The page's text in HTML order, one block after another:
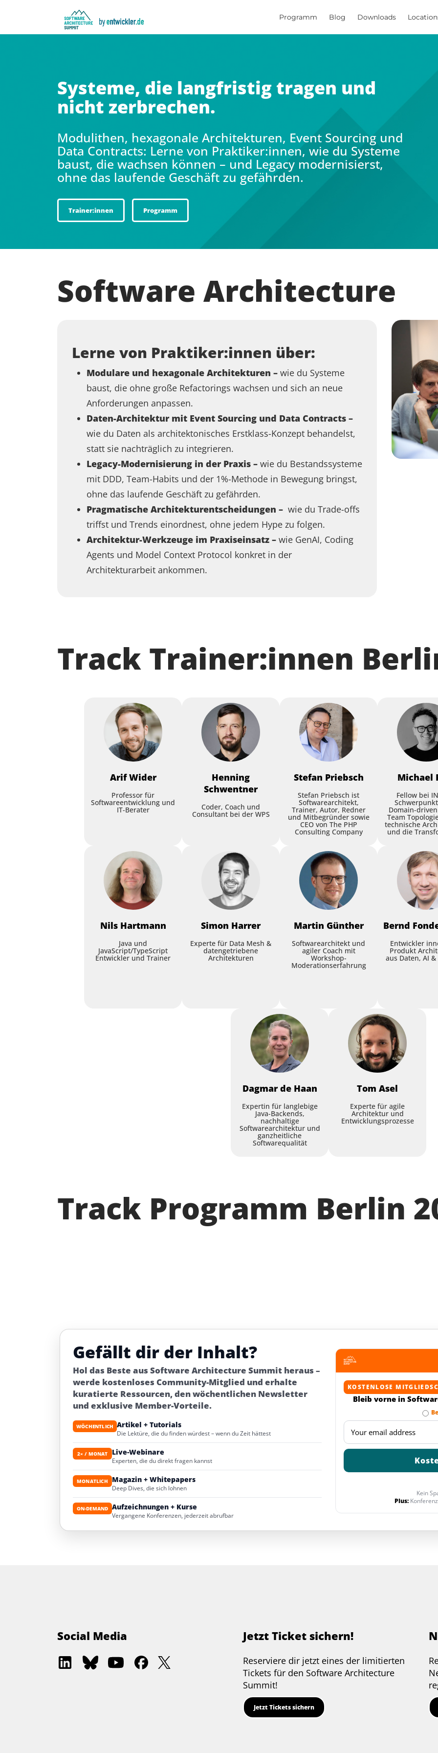
Programm Blog Downloads
Systeme, die langfristig tragen und
nicht zerbrechen.
Modulithen, hexagonale Architekturen, Event Sourcing und
Data Contracts: Lerne von Praktiker:innen, wie du Systeme
baust, die wachsen können – und Legacy modernisierst,
ohne das laufende Geschäft zu gefährden.
Trainer:innen Programm
Software Architecture
Lerne von Praktiker:innen über:
Modulare und hexagonale Architekturen – wie du Systeme
baust, die ohne große Refactorings wachsen und sich an neue
Anforderungen anpassen.
Daten-Architektur mit Event Sourcing und Data Contracts –
wie du Daten als architektonisches Erstklass-Konzept behandelst,
statt sie nachträglich zu integrieren.
Legacy-Modernisierung in der Praxis – wie du Bestandssysteme
mit DDD, Team-Habits und der 1%-Methode in Bewegung bringst,
ohne das laufende Geschäft zu gefährden.
Pragmatische Architekturentscheidungen – wie du Trade-offs
triffst und Trends einordnest, ohne jedem Hype zu folgen.
Architektur-Werkzeuge im Praxiseinsatz – wie GenAI, Coding
Agents und Model Context Protocol konkret in der
Architekturarbeit ankommen.
Track Trainer:innen
Arif Wider
Professor für
Softwareentwicklung und
IT-Berater
Henning
Schwentner
Coder, Coach und
Consultant bei der WPS
Stefan Priebsch
Stefan Priebsch ist
Softwarearchitekt,
Trainer, Autor, Redner
und Mitbegründer sowie
CEO von The PHP
Consulting Company
Michael
Fellow bei
Domain-
Team
technische
und die
Nils Hartmann
Java und
JavaScript/TypeScript
Entwickler und Trainer
Simon Harrer
Experte für Data Mesh &
datengetriebene
Architekturen
Martin Günther
Softwarearchitekt und
agiler Coach mit
Workshop-
Moderationserfahrung
Bernd
Entwickler
Produkt
aus Daten, AI
Dagmar de Haan
Expertin für langlebige
Java-Backends,
nachhaltige
Softwarearchitektur und
ganzheitliche
Softwarequalität
Tom Asel
Experte für agile
Architektur und
Entwicklungsprozesse
Track Programm Berlin
Gefällt dir der Inhalt?
Hol das Beste aus Software Architecture Summit heraus –
werde kostenloses Community-Mitglied und erhalte
kuratierte Ressourcen, den wöchentlichen Newsletter
und exklusive Member-Vorteile.
WÖCHENTLICH Artikel + Tutorials
Die Lektüre, die du finden würdest – wenn du Zeit hättest
2× / MONAT Live-Webinare
Experten, die du direkt fragen kannst
MONATLICH Magazin + Whitepapers
Deep Dives, die sich lohnen
ON-DEMAND Aufzeichnungen + Kurse
Vergangene Konferenzen, jederzeit abrufbar
KOSTENLOSE
Bleib vorne in
Kein
Plus:
Social Media
Software
Architecture
Software
Architecture
Software
Architecture
Software
Architecture
Jetzt Ticket sichern!
Reserviere dir jetzt eines der limitierten
Tickets für den Software Architecture
Summit!
Jetzt Tickets sichern